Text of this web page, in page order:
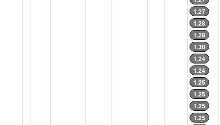
1.27
1.28
1.28
1.30
1.24
1.24
1.25
1.25
1.25
1.25